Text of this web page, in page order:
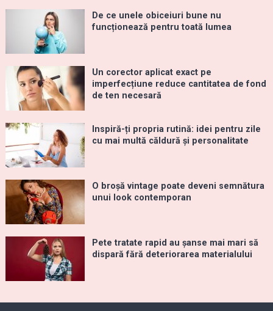
De ce unele obiceiuri bune nu
funcționează pentru toată lumea
Un corector aplicat exact pe
imperfecțiune reduce cantitatea de fond
de ten necesară
Inspiră-ți propria rutină: idei pentru zile
cu mai multă căldură și personalitate
O broșă vintage poate deveni semnătura
unui look contemporan
Pete tratate rapid au șanse mai mari să
dispară fără deteriorarea materialului